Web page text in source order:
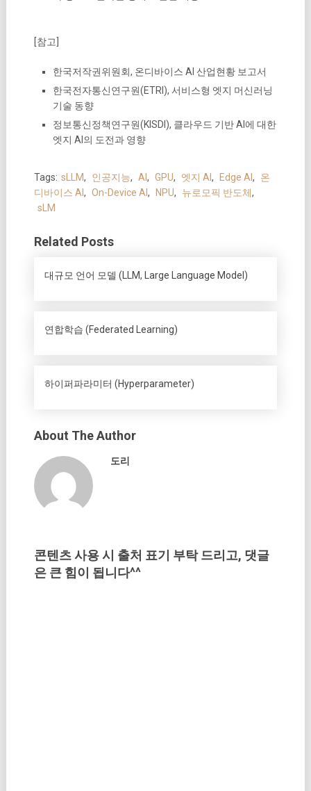
[참고]
한국저작권위원회, 온디바이스 AI 산업현황 보고서
한국전자통신연구원(ETRI), 서비스형 엣지 머신러닝
기술 동향
정보통신정책연구원(KISDI), 클라우드 기반 AI에 대한
엣지 AI의 도전과 영향
Tags: sLLM, 인공지능, AI , GPU, 엣지 AI , Edge AI ,
온
디바이스 AI , On-Device AI , NPU, 뉴로모픽 반도체,
sLM
Related Posts
대규모 언어 모델 (LLM, Large Language Model)
연합학습 (Federated Learning)
하이퍼파라미터 (Hyperparameter)
About The Author
도리
콘텐츠 사용 시 출처 표기 부탁 드리고, 댓글
은 큰 힘이 됩니다^^